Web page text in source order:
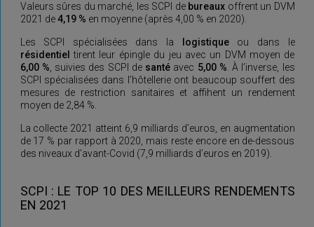
Valeurs sûres du marché, les SCPI de bureaux offrent un DVM
2021 de4,19 % en moyenne (après 4,00 % en 2020).
Les SCPI spécialisées dans la logistiqueou dans le
résidentiel tirent leur épingle du jeu avec un DVM moyen de
6,00 % , suivies des SCPI de santé avec 5,00 % . À l’inverse, les
SCPI spécialisées dans l’hôtellerie ont beaucoup souffert des
mesures de restriction sanitaires et affihent un rendement
moyen de 2,84 %.
La collecte 2021 atteint 6,9 milliards d’euros, en augmentation
de 17 % par rapport à 2020, mais reste encore en de-dessous
des niveaux d’avant-Covid (7,9 milliards d’euros en 2019).
SCPI : LE TOP 10 DES MEILLEURS RENDEMENTS
EN 2021